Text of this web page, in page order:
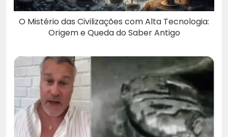
O Mistério das Civilizações com Alta Tecnologia:
Origem e Queda do Saber Antigo